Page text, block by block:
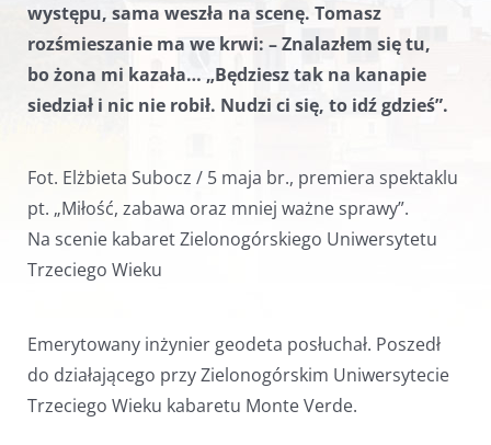
występu, sama weszła na scenę. Tomasz
rozśmieszanie ma we krwi: – Znalazłem się tu,
bo żona mi kazała… „Będziesz tak na kanapie
siedział i nic nie robił. Nudzi ci się, to idź gdzieś”.
Fot. Elżbieta Subocz / 5 maja br., premiera spektaklu
pt. „Miłość, zabawa oraz mniej ważne sprawy”.
Na scenie kabaret Zielonogórskiego Uniwersytetu
Trzeciego Wieku
Emerytowany inżynier geodeta posłuchał. Poszedł
do działającego przy Zielonogórskim Uniwersytecie
Trzeciego Wieku kabaretu Monte Verde.